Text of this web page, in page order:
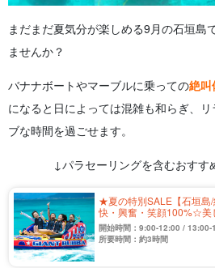
まだまだ夏気分が楽しめる9月の石垣島
ませんか？
バナナボートやマーブルに乗っての絶叫
になると日によっては混雑も和らぎ、
ブな時間を過ごせます。
↓パラセーリングを含むおすす
★夏の特別SALE【石垣島
快・興奮・笑顔100%☆美
類以上遊び放題コース★無
開始時間：9:00-12:00 / 13:00-
所要時間：約3時間